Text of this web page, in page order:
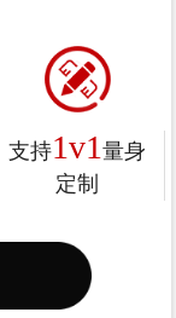
支持1v1 量身
定制